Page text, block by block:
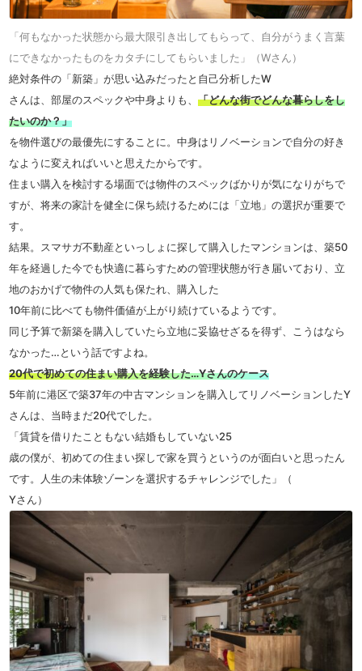
「何もなかった状態から最大限引き出してもらって、自分がうまく言葉
にできなかったものをカタチにしてもらいました」（Wさん）
絶対条件の「新築」が思い込みだったと自己分析したW
さんは、部屋のスペックや中身よりも、「どんな街でどんな暮らしをし
たいのか？」
を物件選びの最優先にすることに。中身はリノベーションで自分の好き
なように変えればいいと思えたからです。
住まい購入を検討する場面では物件のスペックばかりが気になりがちで
すが、将来の家計を健全に保ち続けるためには「立地」の選択が重要で
す。
結果。スマサガ不動産といっしょに探して購入したマンションは、築50
年を経過した今でも快適に暮らすための管理状態が行き届いており、立
地のおかげで物件の人気も保たれ、購入した
10年前に比べても物件価値が上がり続けているようです。
同じ予算で新築を購入していたら立地に妥協せざるを得ず、こうはなら
なかった…という話ですよね。
20代で初めての住まい購入を経験した…Yさんのケース
5年前に港区で築37年の中古マンションを購入してリノベーションしたY
さんは、当時まだ20代でした。
「賃貸を借りたこともない結婚もしていない25
歳の僕が、初めての住まい探しで家を買うというのが面白いと思ったん
です。人生の未体験ゾーンを選択するチャレンジでした」（
Yさん）